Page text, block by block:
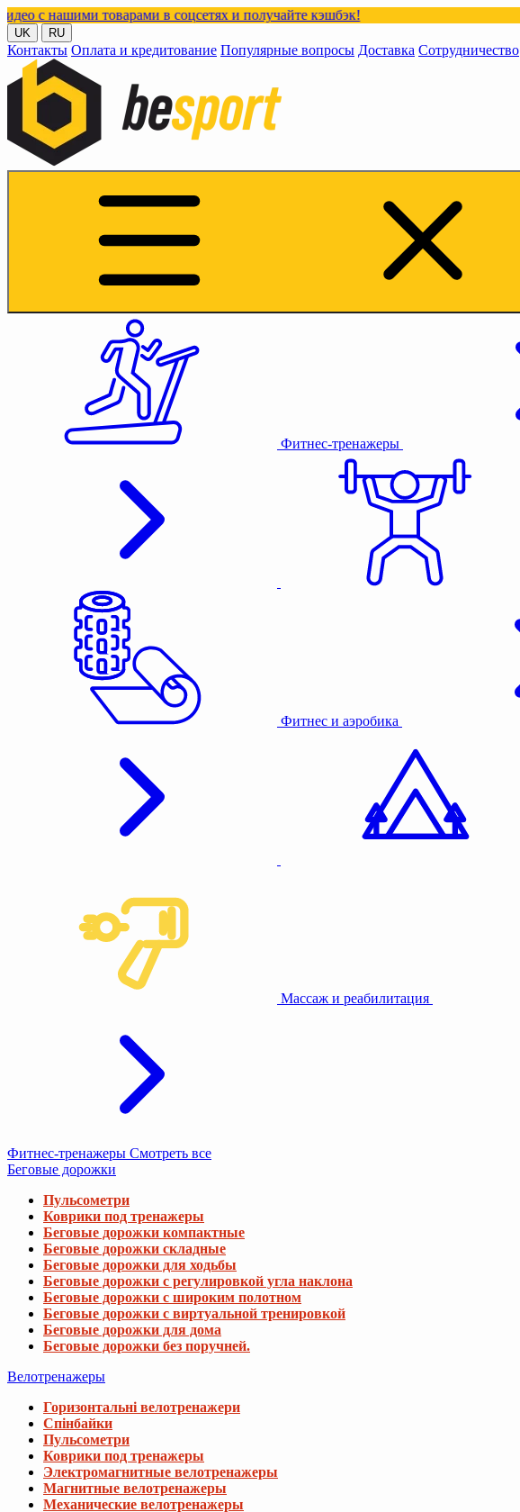
товарами в соцсетях и получайте кэшбэк!
UK RU
Контакты Оплата и кредитование Популярные вопросы Доставка Сотрудничество
Фитнес-тренажеры
Фитнес и аэробика
Массаж и реабилитация
Фитнес-тренажеры Смотреть все
Беговые дорожки
Пульсометри
Коврики под тренажеры
Беговые дорожки компактные
Беговые дорожки складные
Беговые дорожки для ходьбы
Беговые дорожки с регулировкой угла наклона
Беговые дорожки с широким полотном
Беговые дорожки с виртуальной тренировкой
Беговые дорожки для дома
Беговые дорожки без поручней.
Велотренажеры
Горизонтальні велотренажери
Спінбайки
Пульсометри
Коврики под тренажеры
Электромагнитные велотренажеры
Магнитные велотренажеры
Механические велотренажеры